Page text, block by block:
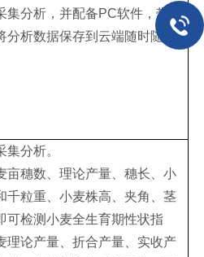
集分析，并配备PC软件，带有
分析数据保存到云端随时随地
集分析。
亩穗数、理论产量、穗长、小
千粒重、小麦株高、夹角、茎
可检测小麦全生育期性状指
理论产量、折合产量、实收产